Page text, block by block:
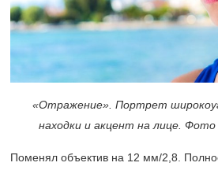
«Отражение». Портрет
находки и акцент на лице.
Поменял объектив на 12 мм/2,8.